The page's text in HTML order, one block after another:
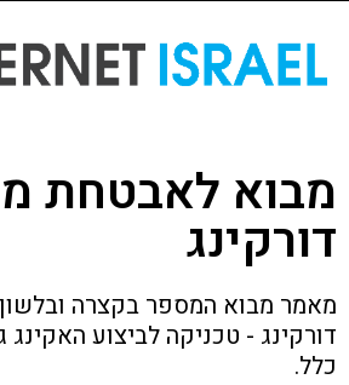
מבוא לאבטחת
דורקינג
מאמר מבוא המספר בקצרה
דורקינג - טכניקה לביצוע
כלל.